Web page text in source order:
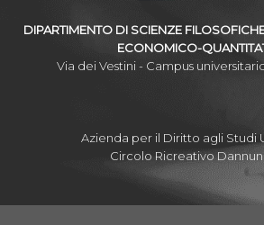
DIPARTIMENTO DI SCIENZE
ECONOMICO-
Via dei Vestini - Campus
Azienda per il Diritto agli Studi
Circolo Ricreativo